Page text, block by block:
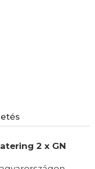
2 x GN